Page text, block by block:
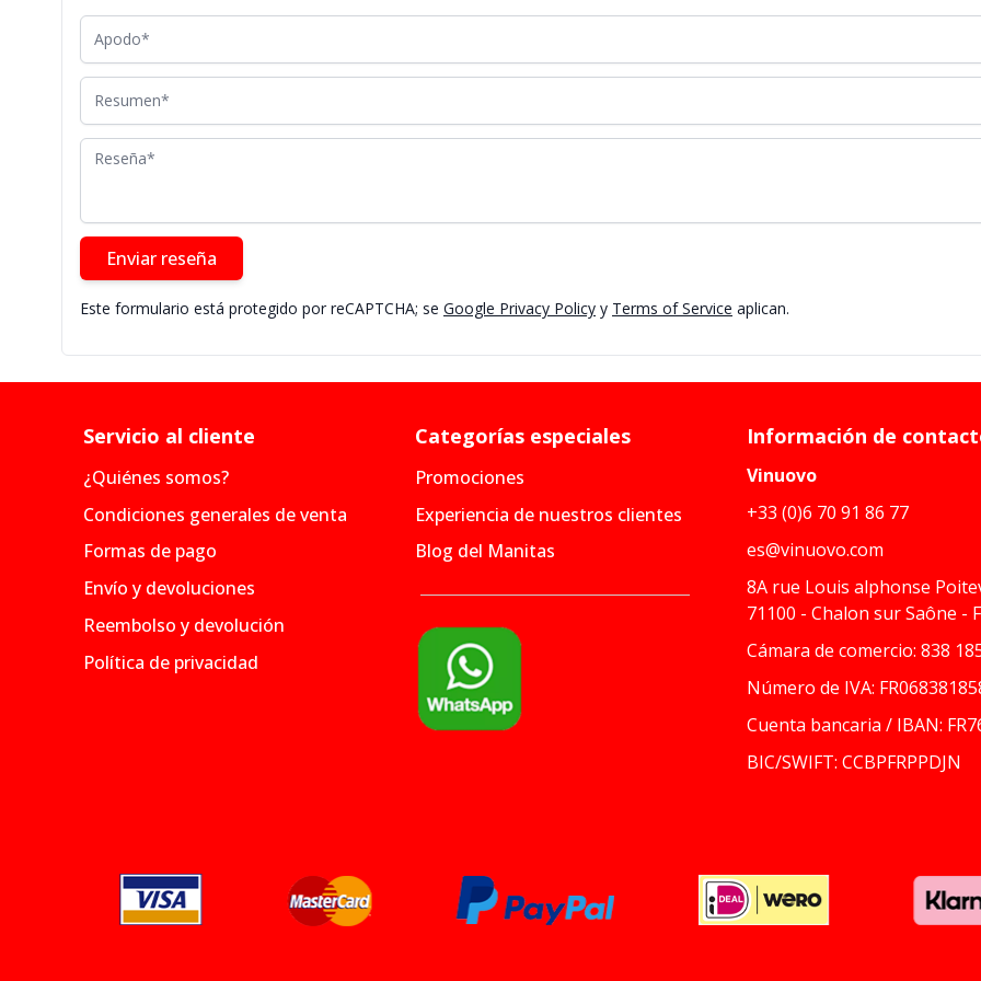
Apodo
Resumen
Reseña
Enviar reseña
Este formulario está protegido por reCAPTCHA; se Google Privacy Policy y Terms of Service aplican.
Servicio al cliente
¿Quiénes somos?
Condiciones generales de venta
Formas de pago
Envío y devoluciones
Reembolso y devolución
Política de privacidad
Categorías especiales
Promociones
Experiencia de nuestros clientes
Blog del Manitas
Información de
Vinuovo
+33 (0)6 70 91 86 77
es@vinuovo.com
8A rue Louis alphonse
71100 - Chalon sur Saône -
Cámara de comercio: 838
Número de IVA:
Cuenta bancaria / IBAN:
BIC/SWIFT: CCBPFRPPDJN